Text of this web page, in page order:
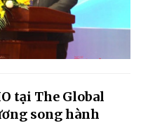
tại The Global
song hành